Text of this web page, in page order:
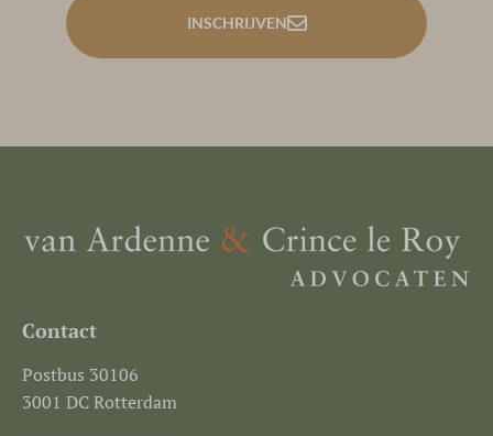
INSCHRIJVEN
Contact
Postbus 30106
3001 DC Rotterdam